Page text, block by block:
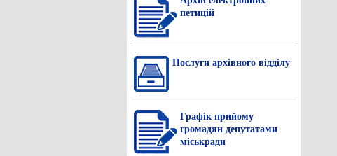
петицій
Послуги архівного відділу
Графік прийому
громадян депутатами
міськради